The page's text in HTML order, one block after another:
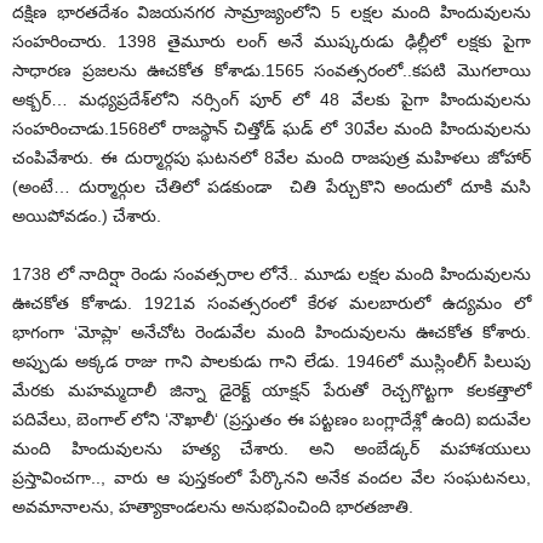
దక్షిణ భారతదేశం విజయనగర సామ్రాజ్యంలోని 5 లక్షల మంది హిందువులను
సంహరించారు. 1398 తైమూరు లంగ్ అనే ముష్కరుడు ఢిల్లీలో లక్షకు పైగా
సాధారణ ప్రజలను ఊచకోత కోశాడు.1565 సంవత్సరంలో..కపటి మొగలాయి
అక్బర్… మధ్యప్రదేశ్‌లోని నర్సింగ్ పూర్ లో 48 వేలకు పైగా హిందువులను
సంహరించాడు.1568లో రాజస్థాన్ చిత్తోడ్ ఘడ్ లో 30వేల మంది హిందువులను
చంపివేశారు. ఈ దుర్మార్గపు ఘటనలో 8వేల మంది రాజపుత్ర మహిళలు జోహార్
(అంటే… దుర్మార్గుల చేతిలో పడకుండా చితి పేర్చుకొని అందులో దూకి మసి
అయిపోవడం.) చేశారు.
1738 లో నాదిర్షా రెండు సంవత్సరాల లోనే.. మూడు లక్షల మంది హిందువులను
ఊచకోత కోశాడు. 1921వ సంవత్సరంలో కేరళ మలబారులో ఉద్యమం లో
భాగంగా ‘మోప్లా’ అనేచోట రెండువేల మంది హిందువులను ఊచకోత కోశారు.
అప్పుడు అక్కడ రాజు గాని పాలకుడు గాని లేడు. 1946లో ముస్లింలీగ్ పిలుపు
మేరకు మహమ్మదాలీ జిన్నా డైరెక్ట్ యాక్షన్ పేరుతో రెచ్చగొట్టగా కలకత్తాలో
పదివేలు, బెంగాల్ లోని ‘నౌఖాలీ‘ (ప్రస్తుతం ఈ పట్టణం బంగ్లాదేశ్లో ఉంది) ఐదువేల
మంది హిందువులను హత్య చేశారు. అని అంబేడ్కర్ మహాశయులు
ప్రస్తావించగా.., వారు ఆ పుస్తకంలో పేర్కొనని అనేక వందల వేల సంఘటనలు,
అవమానాలను, హత్యాకాండలను అనుభవించింది భారతజాతి.